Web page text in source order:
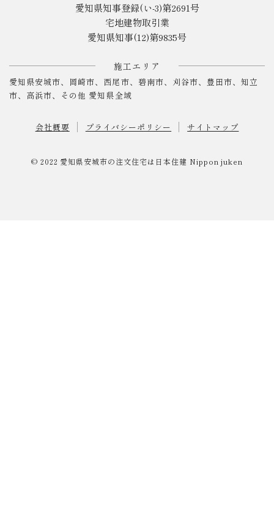
愛知県知事登録(い-3)第2691号
宅地建物取引業
愛知県知事(12)第9835号
施工エリア
愛知県安城市、岡崎市、西尾市、碧南市、刈谷市、豊田市、知立
市、高浜市、その他 愛知県全域
会社概要 プライバシーポリシー サイトマップ
© 2022 愛知県安城市の注文住宅は日本住建 Nippon juken